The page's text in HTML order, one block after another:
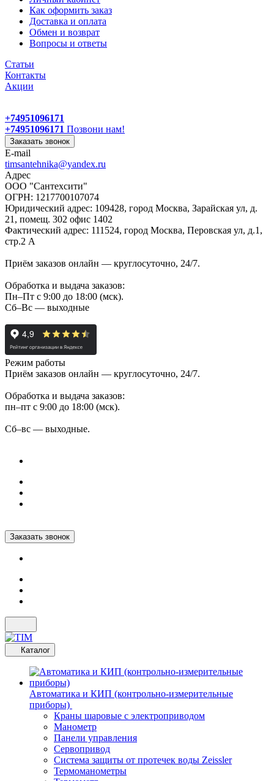
Как оформить заказ
Доставка и оплата
Обмен и возврат
Вопросы и ответы
Статьи
Контакты
Акции
+74951096171
+74951096171 Позвони нам!
Заказать звонок
E-mail
timsantehnika@yandex.ru
Адрес
ООО "Сантехсити"
ОГРН: 1217700107074
Юридический адрес: 109428, город Москва, Зарайская ул, д.
21, помещ. 302 офис 1402
Фактический адрес: 111524, город Москва, Перовская ул, д.1,
стр.2 А
Приём заказов онлайн — круглосуточно, 24/7.
Обработка и выдача заказов:
Пн–Пт с 9:00 до 18:00 (мск).
Сб–Вс — выходные
Режим работы
Приём заказов онлайн — круглосуточно, 24/7.
Обработка и выдача заказов:
пн–пт с 9:00 до 18:00 (мск).
Сб–вс — выходные.
Заказать звонок
Каталог
Автоматика и КИП (контрольно-измерительные
приборы)
Краны шаровые с электроприводом
Манометр
Панели управления
Сервопривод
Система защиты от протечек воды Zeissler
Термоманометры